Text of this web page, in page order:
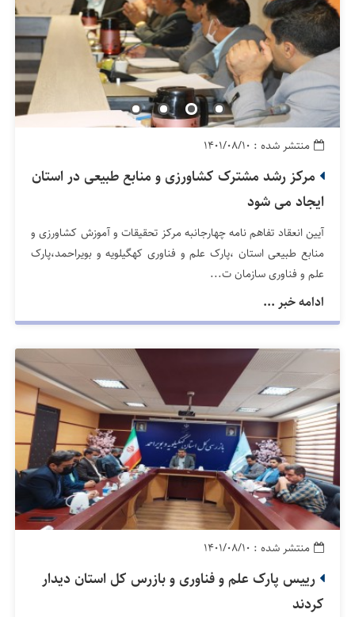
منتشر شده : ۱۴۰۱/۰۸/۱۰
مرکز رشد مشترک کشاورزی و منابع طبیعی در استان
ایجاد می شود
آیین انعقاد تفاهم نامه چهارجانبه مرکز تحقیقات و آموزش کشاورزی و
منابع طبیعی استان ،پارک علم و فناوری کهگیلویه و بویراحمد،پارک
علم و فناوری سازمان ت...
ادامه خبر ...
منتشر شده : ۱۴۰۱/۰۸/۱۰
رییس پارک علم و فناوری و بازرس کل استان دیدار
کردند